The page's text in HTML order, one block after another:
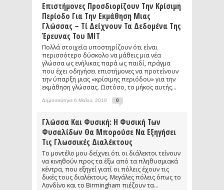
Επιστήμονες Προσδιορίζουν Την Κρίσιμη
Περίοδο Για Την Εκμάθηση Μιας
Γλώσσας – Τί Δείχνουν Τα Δεδομένα Της
Έρευνας Του ΜΙΤ
Πολλά στοιχεία υποστηρίζουν ότι είναι
περισσότερο δύσκολο να μάθεις μια νέα
γλώσσα ως ενήλικας παρά ως παιδί, πράγμα
που έχει οδηγήσει επιστήμονες να προτείνουν
την ύπαρξη μιας «κρίσιμης περιόδου» για την
εκμάθηση γλώσσας. Ωστόσο, το μήκος αυτής...
Δημοσιεύτηκε 6 Μαΐου, 2018 0
Γλώσσα Και Φυσική: Η Φυσική Των
Φυσαλίδων Θα Μπορούσε Να Εξηγήσει
Τις Γλωσσικές Διαλέκτους
Το μοντέλο μου δείχνει ότι οι διάλεκτοι τείνουν
να κινηθούν προς τα έξω από τα πληθυσμιακά
κέντρα, που εξηγεί γιατί οι πόλεις έχουν τις
δικές τους διαλέκτους. Μεγάλες πόλεις όπως το
Λονδίνο και το Birmingham πιέζουν τα...